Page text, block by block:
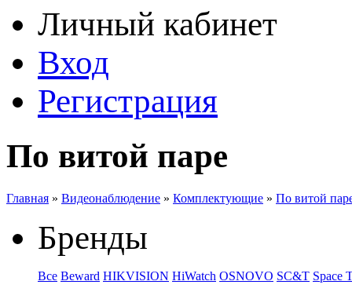
Личный кабинет
Вход
Регистрация
По витой паре
Главная » Видеонаблюдение » Комплектующие » По витой
Бренды
Все Beward HIKVISION HiWatch OSNOVO SC&T Space